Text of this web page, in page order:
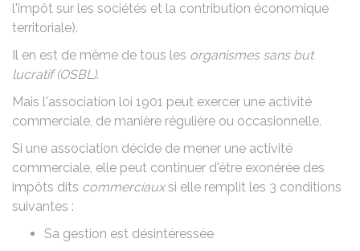
l'impôt sur les sociétés et la contribution économique
territoriale).
Il en est de même de tous les organismes sans but
lucratif (OSBL).
Mais l'association loi 1901 peut exercer une activité
commerciale, de manière régulière ou occasionnelle.
Si une association décide de mener une activité
commerciale, elle peut continuer d'être exonérée des
impôts dits commerciauxsi elle remplit les 3 conditions
suivantes :
Sa gestion est désintéressée